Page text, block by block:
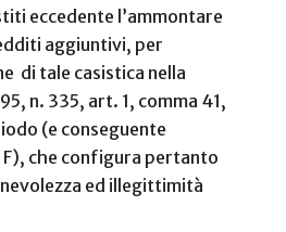
eccedente l’ammontare
aggiuntivi, per
di tale casistica nella
n. 335, art. 1, comma 41,
(e conseguente
F), che configura pertanto
ed illegittimità